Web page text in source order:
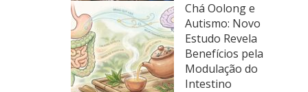
Chá Oolong e
Autismo: Novo
Estudo Revela
Benefícios pela
Modulação do
Intestino